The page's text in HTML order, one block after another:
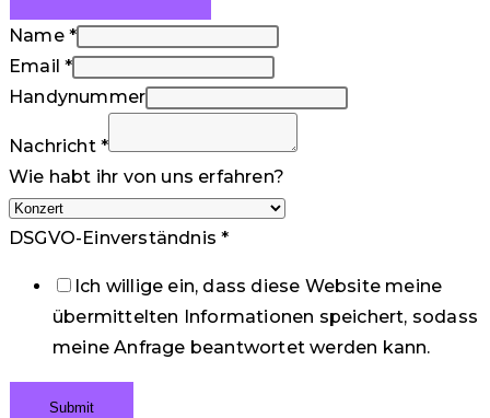
Name *
Email*
Handynummer
Nachricht *
Wie habt ihr von uns erfahren?
DSGVO-Einverständnis*
Ich willige ein, dass diese Website meine
übermittelten Informationen speichert, sodass
meine Anfrage beantwortet werden kann.
Submit